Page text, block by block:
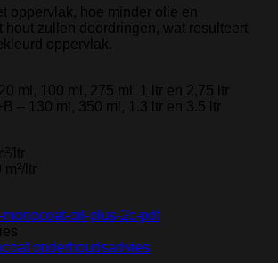
oppervlak, hoe minder olie en
hout zullen doordringen, wat resulteert
oppervlak.
ml, 100 ml, 275 ml, 1 ltr en 2,75 ltr
– 130 ml, 350 ml, 1.3 ltr en 3.5 ltr
ltr
ltr
monocoat-oil-plus-2c-pdf
onderhoudsadvies